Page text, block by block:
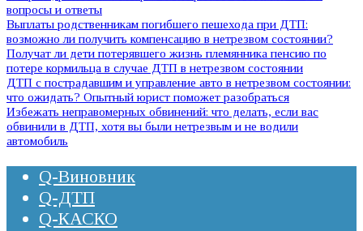
вопросы и ответы
Выплаты родственникам погибшего пешехода при ДТП:
возможно ли получить компенсацию в нетрезвом состоянии?
Получат ли дети потерявшего жизнь племянника пенсию по
потере кормильца в случае ДТП в нетрезвом состоянии
ДТП с пострадавшим и управление авто в нетрезвом состоянии:
что ожидать? Опытный юрист поможет разобраться
Избежать неправомерных обвинений: что делать, если вас
обвинили в ДТП, хотя вы были нетрезвым и не водили
автомобиль
Q-Виновник
Q-ДТП
Q-КАСКО